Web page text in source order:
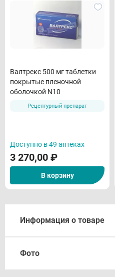
Валтрекс 500 мг таблетки
покрытые пленочной
оболочкой N10
Рецептурный препарат
Доступно в 49 аптеках
3 270,00 ₽
В корзину
Информация о товаре
Фото